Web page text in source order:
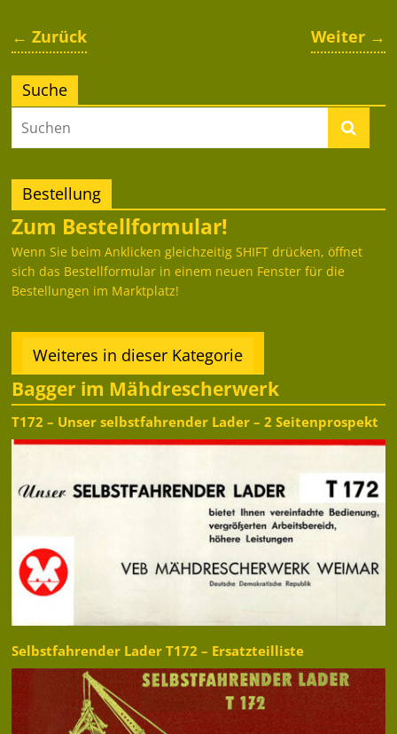
← Zurück Weiter →
Suche
Bestellung
Zum Bestellformular!
Wenn Sie beim Anklicken gleichzeitig SHIFT drücken, öffnet
sich das Bestellformular in einem neuen Fenster für die
Bestellungen im Marktplatz!
Weiteres in dieser Kategorie
Bagger im Mähdrescherwerk
T172 – Unser selbstfahrender Lader – 2 Seitenprospekt
Selbstfahrender Lader T172 – Ersatzteilliste